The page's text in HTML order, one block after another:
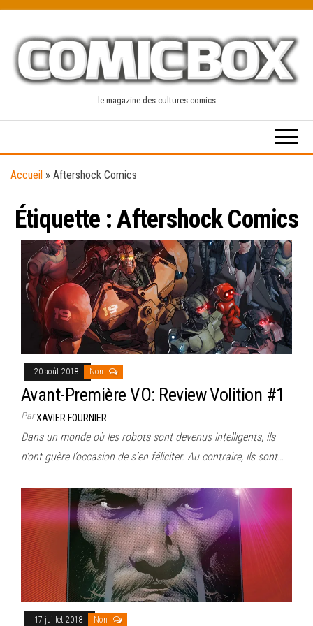
content
le magazine des cultures comics
Accueil » Aftershock Comics
Étiquette :Aftershock Comics
20 août 2018 Non
Avant-Première VO: Review Volition #1
ParXAVIER FOURNIER
Dans un monde où les robots sont devenus intelligents, ils
n’ont guère l’occasion de s’en féliciter. Au contraire, ils sont…
17 juillet 2018 Non